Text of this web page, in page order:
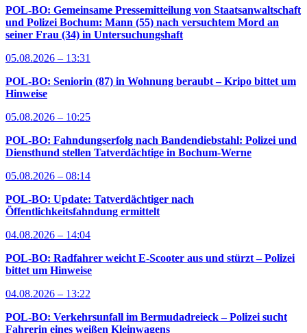
POL-BO: Gemeinsame Pressemitteilung von Staatsanwaltschaft
und Polizei Bochum: Mann (55) nach versuchtem Mord an
seiner Frau (34) in Untersuchungshaft
05.08.2026 – 13:31
POL-BO: Seniorin (87) in Wohnung beraubt – Kripo bittet um
Hinweise
05.08.2026 – 10:25
POL-BO: Fahndungserfolg nach Bandendiebstahl: Polizei und
Diensthund stellen Tatverdächtige in Bochum-Werne
05.08.2026 – 08:14
POL-BO: Update: Tatverdächtiger nach
Öffentlichkeitsfahndung ermittelt
04.08.2026 – 14:04
POL-BO: Radfahrer weicht E-Scooter aus und stürzt – Polizei
bittet um Hinweise
04.08.2026 – 13:22
POL-BO: Verkehrsunfall im Bermudadreieck – Polizei sucht
Fahrerin eines weißen Kleinwagens